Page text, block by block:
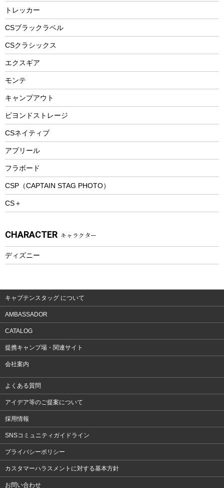
ステンレスボトル
フードボトル
トレー
ランチョンマット
ランチボックス
スプレー関係
ツール、他
エアーポンプ
アクセサリー
自転車ウェア
パラソル
フローティングベスト
エアーポンプ
ビーチテント
ウィンター
スノーシュー
防寒ウェア
トレッキング
トレッキングステッキ
トレッキングアクセサリー
プレイグッズ
ウェルネス
ウェア、タオル
フィットネス
ウェア
防災用品
トレッカー
CSブラックラベル
CSクラシックス
エクスギア
モンテ
キャンプアウト
ビヨンドストレージ
CSネイティブ
アプリール
フラボード
CSP（CAPTAIN STAG PHOTO）
CS＋
CHARACTER キャラクター
ディズニー
キャプテンスタッグ について
AMBASSADOR
CATALOG
提携キャンプ場・関連サイト
会社案内
よくある質問
アイデア等のご提案について
採用情報
SNSコミュニティガイドライン
プライバシーポリシー
カスタマーハラスメントに対する基本方針
お問い合わせ